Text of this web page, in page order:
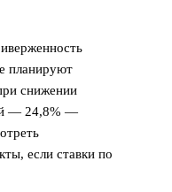
планируют
снижении
— 24,8% —
если ставки по